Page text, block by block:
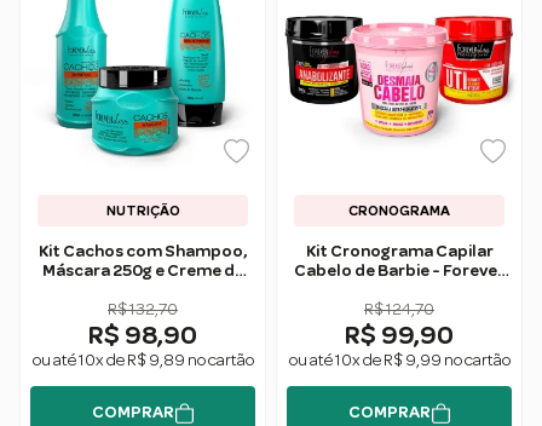
NUTRIÇÃO
Kit Cachos com Shampoo,
Máscara 250g e Creme de
R$ 132,70
R$ 98,90
ou até 10x de R$ 9,89 no cartão
COMPRAR
CRONOGRAMA
Kit Cronograma Capilar
Cabelo de Barbie - Forever
R$ 124,70
R$ 99,90
ou até 10x de R$ 9,99 no cartão
COMPRAR